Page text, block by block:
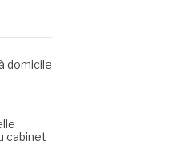
domicile
cabinet